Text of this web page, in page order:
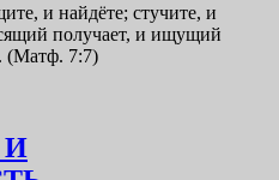
и найдёте; стучите, и
получает, и ищущий
(Матф. 7:7)
И